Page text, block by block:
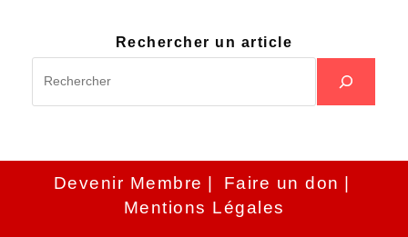
Rechercher un article
Devenir Membre
Faire un don
Mentions Légales